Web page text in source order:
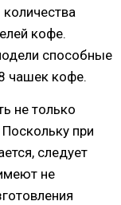
количества
кофе.
способные
чашек кофе.
не только
при
следует
не